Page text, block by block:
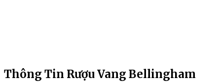
Thông Tin Rượu Vang Bellingham